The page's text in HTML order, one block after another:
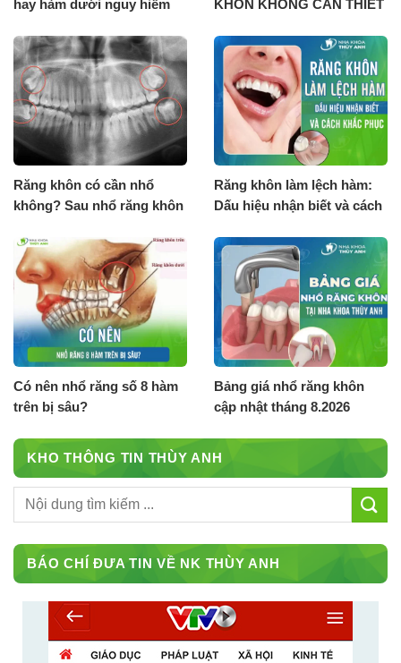
hay hàm dưới nguy hiểm
KHÔN KHÔNG CẦN THIẾT
Răng khôn có cần nhổ
không? Sau nhổ răng khôn
Răng khôn làm lệch hàm:
Dấu hiệu nhận biết và cách
Có nên nhổ răng số 8 hàm
trên bị sâu?
Bảng giá nhổ răng khôn
cập nhật tháng 8.2026
KHO THÔNG TIN THÙY ANH
BÁO CHÍ ĐƯA TIN VỀ NK THÙY ANH